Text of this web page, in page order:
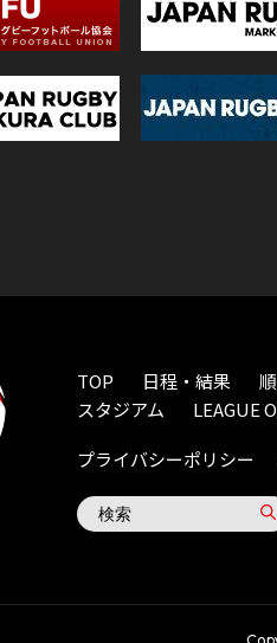
TOP 日程・結果
スタジアム
LEAGUE
プライバシーポリシー